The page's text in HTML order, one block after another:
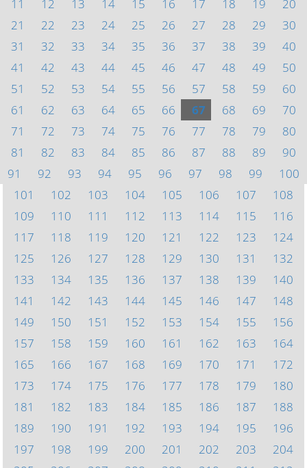
11
12 13 14 15 16 17 18 19
20
21
22 23 24 25 26 27 28 29
30
31
32 33 34 35 36 37 38 39
40
41
42 43 44 45 46 47 48 49
50
51
52 53 54 55 56 57 58 59
60
61
62 63 64 65 66 67 68 69
70
71
72 73 74 75 76 77 78 79
80
81
82 83 84 85 86 87 88 89
90
91
92 93 94 95 96 97 98 99
100
101
102 103 104 105 106 107
108
109
110 111 112 113 114 115
116
117
118 119 120 121 122 123
124
125
126 127 128 129 130 131
132
133
134 135 136 137 138 139
140
141
142 143 144 145 146 147
148
149
150 151 152 153 154 155
156
157
158 159 160 161 162 163
164
165
166 167 168 169 170 171
172
173
174 175 176 177 178 179
180
181
182 183 184 185 186 187
188
189
190 191 192 193 194 195
196
197
198 199 200 201 202 203
204